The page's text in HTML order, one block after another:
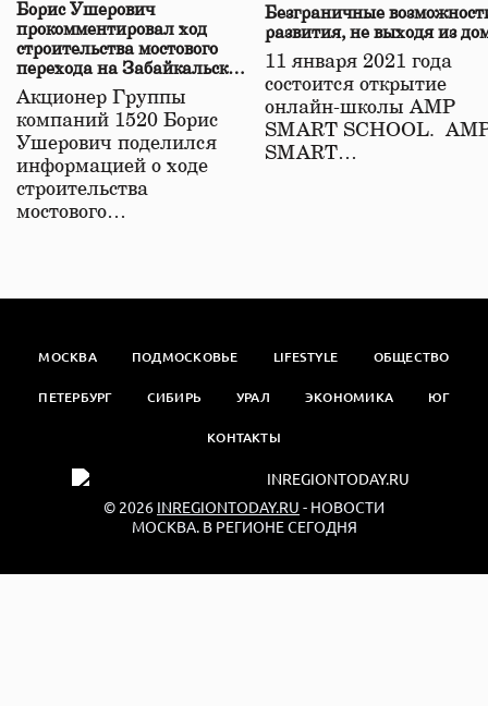
Борис Ушерович
прокомментировал ход
строительства мостового
перехода на Забайкальской
железной дороге
Акционер Группы
компаний 1520 Борис
Ушерович поделился
информацией о ходе
строительства
мостового…
Безграничные
развития, не выходя из
11 января 2021 года
состоится открытие
онлайн-школы АМР
SMART SCHOOL.
SMART…
МОСКВА ПОДМОСКОВЬЕ LIFESTYLE ОБЩЕСТВО
ПЕТЕРБУРГ СИБИРЬ УРАЛ ЭКОНОМИКА ЮГ
КОНТАКТЫ
© 2026 INREGIONTODAY.RU - НОВОСТИ
МОСКВА. В РЕГИОНЕ СЕГОДНЯ